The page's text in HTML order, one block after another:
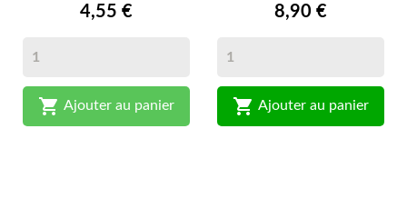
4,55 €
 Ajouter au panier
8,90 €
 Ajouter au panier